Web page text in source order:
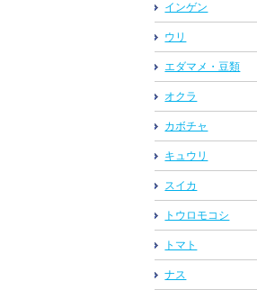
インゲン
ウリ
エダマメ・豆類
オクラ
カボチャ
キュウリ
スイカ
トウロモコシ
トマト
ナス